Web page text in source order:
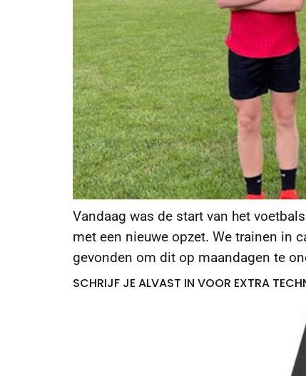
Vandaag was de start van het
met een nieuwe opzet. We trainen in
gevonden om dit op maandagen te
SCHRIJF JE ALVAST IN VOOR EXTRA